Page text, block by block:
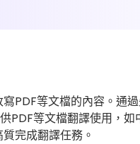
PDF等文檔的內容。通
PDF等文檔翻譯使用，
完成翻譯任務。